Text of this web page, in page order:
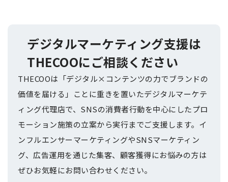
デジタルマーケティング支援は
THECOOにご相談ください
THECOOは「デジタル×コンテンツの力でブランドの
価値を届ける」ことに重きを置いたデジタルマーケテ
ィング代理店で、SNSの消費者行動を中心にしたプロ
モーション施策の立案から実行までご支援します。イ
ンフルエンサーマーケティングやSNSマーケティン
グ、広告運用を通じた集客、顧客獲得にお悩みの方は
ぜひお気軽にお問い合わせください。